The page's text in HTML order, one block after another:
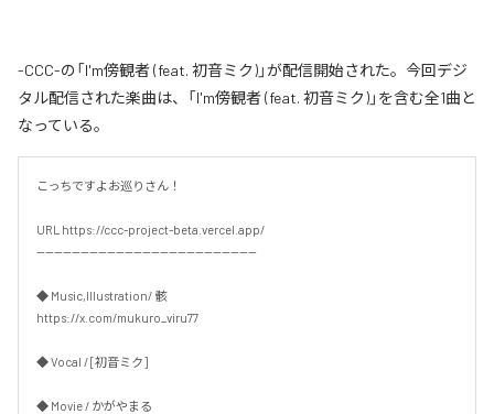
-CCC-の「I'm傍観者 (feat. 初音ミク)」が配信開始された。今回デジ
タル配信された楽曲は、「I'm傍観者 (feat. 初音ミク)」を含む全1曲と
なっている。
こっちですよお巡りさん！
URL https://ccc-project-beta.vercel.app/
--------------------------------------------------
◆ Music,Illustration/ 骸
https://x.com/mukuro_viru77
◆ Vocal / [初音ミク]
◆ Movie / かがやまる